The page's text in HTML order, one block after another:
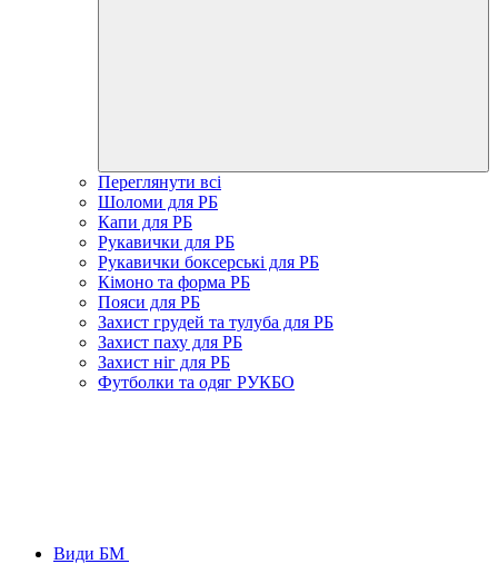
Переглянути всі
Шоломи для РБ
Капи для РБ
Рукавички для РБ
Рукавички боксерські для РБ
Кімоно та форма РБ
Пояси для РБ
Захист грудей та тулуба для РБ
Захист паху для РБ
Захист ніг для РБ
Футболки та одяг РУКБО
Види БМ